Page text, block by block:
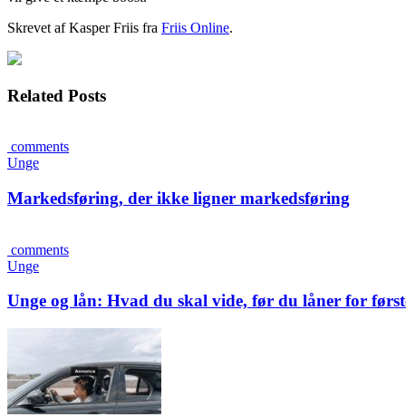
Skrevet af Kasper Friis fra Friis Online.
Related Posts
comments
Unge
Markedsføring, der ikke ligner markedsføring
comments
Unge
Unge og lån: Hvad du skal vide, før du låner for